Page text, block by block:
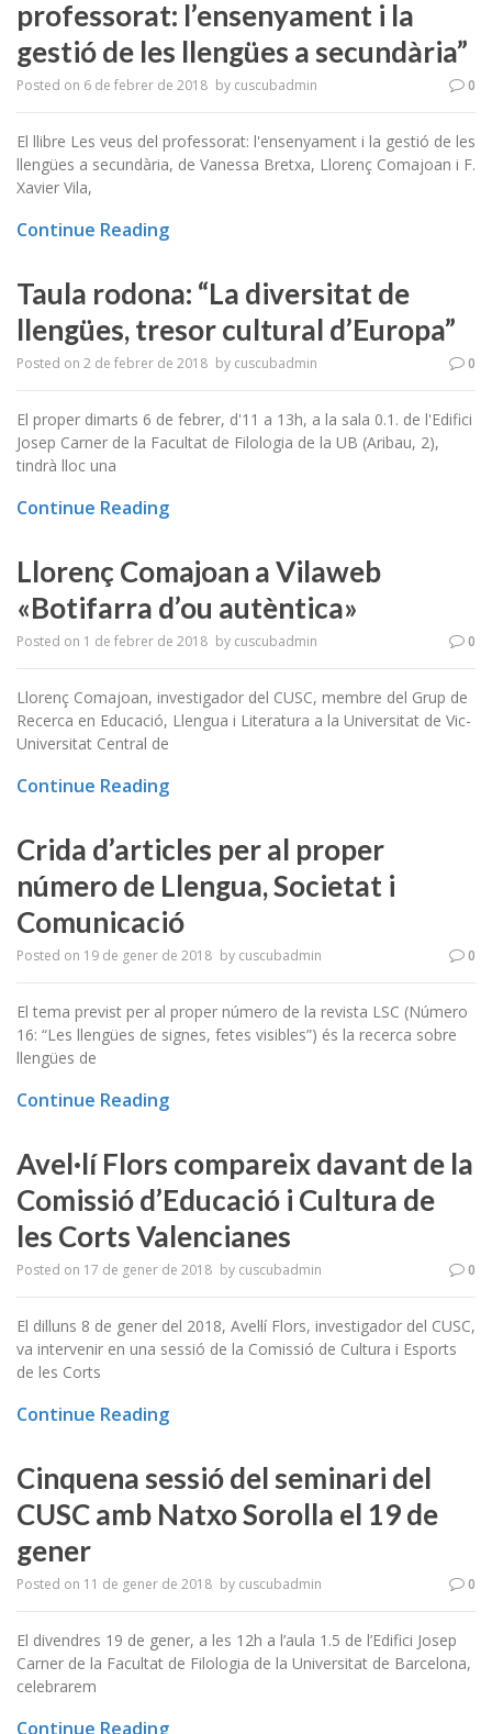
professorat: l’ensenyament i la
gestió de les llengües a secundària”
Posted on 6 de febrer de 2018 by cuscubadmin 0
El llibre Les veus del professorat: l'ensenyament i la gestió de les
llengües a secundària, de Vanessa Bretxa, Llorenç Comajoan i F.
Xavier Vila,
Continue Reading
Taula rodona: “La diversitat de
llengües, tresor cultural d’Europa”
Posted on 2 de febrer de 2018 by cuscubadmin 0
El proper dimarts 6 de febrer, d'11 a 13h, a la sala 0.1. de l'Edifici
Josep Carner de la Facultat de Filologia de la UB (Aribau, 2),
tindrà lloc una
Continue Reading
Llorenç Comajoan a Vilaweb
«Botifarra d’ou autèntica»
Posted on 1 de febrer de 2018 by cuscubadmin 0
Llorenç Comajoan, investigador del CUSC, membre del Grup de
Recerca en Educació, Llengua i Literatura a la Universitat de Vic-
Universitat Central de
Continue Reading
Crida d’articles per al proper
número de Llengua, Societat i
Comunicació
Posted on 19 de gener de 2018 by cuscubadmin 0
El tema previst per al proper número de la revista LSC (Número
16: “Les llengües de signes, fetes visibles”) és la recerca sobre
llengües de
Continue Reading
Avel·lí Flors compareix davant de la
Comissió d’Educació i Cultura de
les Corts Valencianes
Posted on 17 de gener de 2018 by cuscubadmin 0
El dilluns 8 de gener del 2018, Avel·lí Flors, investigador del CUSC,
va intervenir en una sessió de la Comissió de Cultura i Esports
de les Corts
Continue Reading
Cinquena sessió del seminari del
CUSC amb Natxo Sorolla el 19 de
gener
Posted on 11 de gener de 2018 by cuscubadmin 0
El divendres 19 de gener, a les 12h a l’aula 1.5 de l’Edifici Josep
Carner de la Facultat de Filologia de la Universitat de Barcelona,
celebrarem
Continue Reading